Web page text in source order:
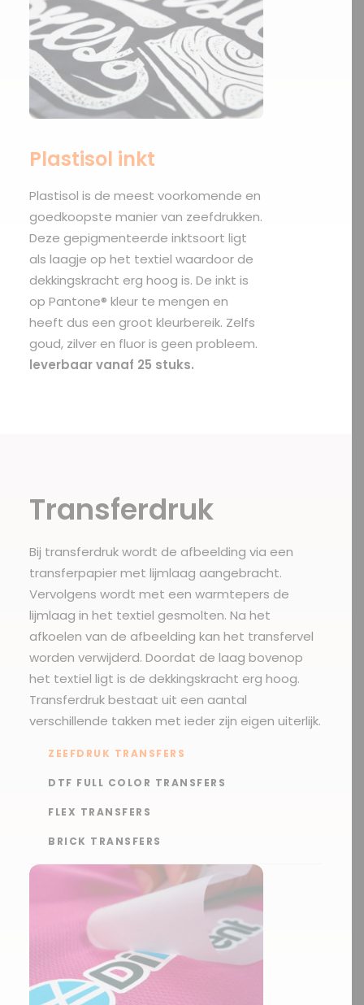
Plastisol inkt
Plastisol is de meest voorkomende en
goedkoopste manier van zeefdrukken.
Deze gepigmenteerde inktsoort ligt
als laagje op het textiel waardoor de
dekkingskracht erg hoog is. De inkt is
op Pantone® kleur te mengen en
heeft dus een groot kleurbereik. Zelfs
goud, zilver en fluor is geen probleem.
leverbaar vanaf 25 stuks.
Transferdruk
Bij transferdruk wordt de afbeelding via een
transferpapier met lijmlaag aangebracht.
Vervolgens wordt met een warmtepers de
lijmlaag in het textiel gesmolten. Na het
afkoelen van de afbeelding kan het transfervel
worden verwijderd. Doordat de laag bovenop
het textiel ligt is de dekkingskracht erg hoog.
Transferdruk bestaat uit een aantal
verschillende takken met ieder zijn eigen uiterlijk.
ZEEFDRUK TRANSFERS
DTF FULL COLOR TRANSFERS
FLEX TRANSFERS
BRICK TRANSFERS